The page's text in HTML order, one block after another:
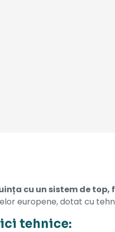
cu un sistem de
europene, dotat cu
tehnice: